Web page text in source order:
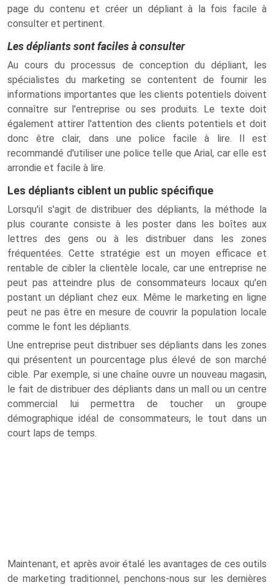
page du contenu et créer un dépliant à la fois facile à
consulter et pertinent.
Les dépliants sont faciles à consulter
Au cours du processus de conception du dépliant, les
spécialistes du marketing se contentent de fournir les
informations importantes que les clients potentiels doivent
connaître sur l'entreprise ou ses produits. Le texte doit
également attirer l'attention des clients potentiels et doit
donc être clair, dans une police facile à lire. Il est
recommandé d'utiliser une police telle que Arial, car elle est
arrondie et facile à lire.
Les dépliants ciblent un public spécifique
Lorsqu'il s'agit de distribuer des dépliants, la méthode la
plus courante consiste à les poster dans les boîtes aux
lettres des gens ou à les distribuer dans les zones
fréquentées. Cette stratégie est un moyen efficace et
rentable de cibler la clientèle locale, car une entreprise ne
peut pas atteindre plus de consommateurs locaux qu'en
postant un dépliant chez eux. Même le marketing en ligne
peut ne pas être en mesure de couvrir la population locale
comme le font les dépliants.
Une entreprise peut distribuer ses dépliants dans les zones
qui présentent un pourcentage plus élevé de son marché
cible. Par exemple, si une chaîne ouvre un nouveau magasin,
le fait de distribuer des dépliants dans un mall ou un centre
commercial lui permettra de toucher un groupe
démographique idéal de consommateurs, le tout dans un
court laps de temps.
Maintenant, et après avoir étalé les avantages de ces outils
de marketing traditionnel, penchons-nous sur les dernières